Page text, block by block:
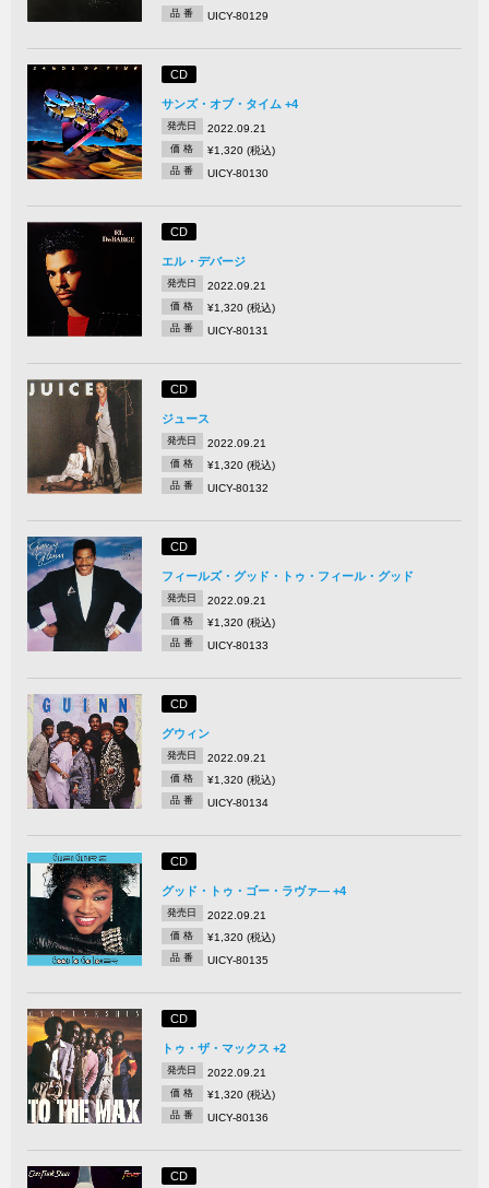
品 番 UICY-80129
CD
サンズ・オブ・タイム +4
発売日 2022.09.21
価 格 ¥1,320 (税込)
品 番 UICY-80130
CD
エル・デバージ
発売日 2022.09.21
価 格 ¥1,320 (税込)
品 番 UICY-80131
CD
ジュース
発売日 2022.09.21
価 格 ¥1,320 (税込)
品 番 UICY-80132
CD
フィールズ・グッド・トゥ・フィール・グッド
発売日 2022.09.21
価 格 ¥1,320 (税込)
品 番 UICY-80133
CD
グウィン
発売日 2022.09.21
価 格 ¥1,320 (税込)
品 番 UICY-80134
CD
グッド・トゥ・ゴー・ラヴァ― +4
発売日 2022.09.21
価 格 ¥1,320 (税込)
品 番 UICY-80135
CD
トゥ・ザ・マックス +2
発売日 2022.09.21
価 格 ¥1,320 (税込)
品 番 UICY-80136
CD